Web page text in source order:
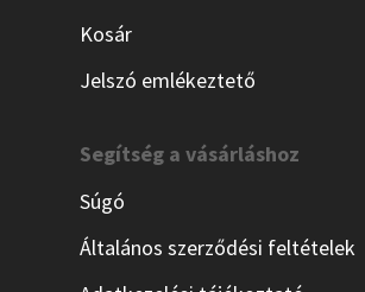
Kosár
Jelszó emlékeztető
Segítség a vásárláshoz
Súgó
Általános szerződési feltételek